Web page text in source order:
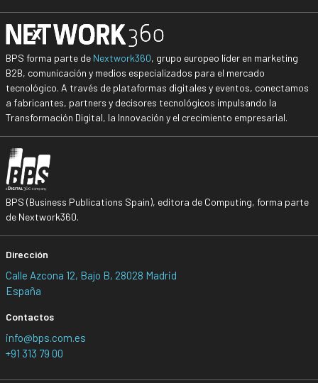
BPS forma parte de Nextwork360, grupo europeo líder en marketing
B2B, comunicación y medios especializados para el mercado
tecnológico. A través de plataformas digitales y eventos, conectamos
a fabricantes, partners y decisores tecnológicos impulsando la
Transformación Digital, la Innovación y el crecimiento empresarial.
BPS (Business Publications Spain), editora de Computing, forma parte
de Nextwork360.
Dirección
Calle Azcona 12, Bajo B, 28028 Madrid
España
Contactos
info@bps.com.es
+91 313 79 00